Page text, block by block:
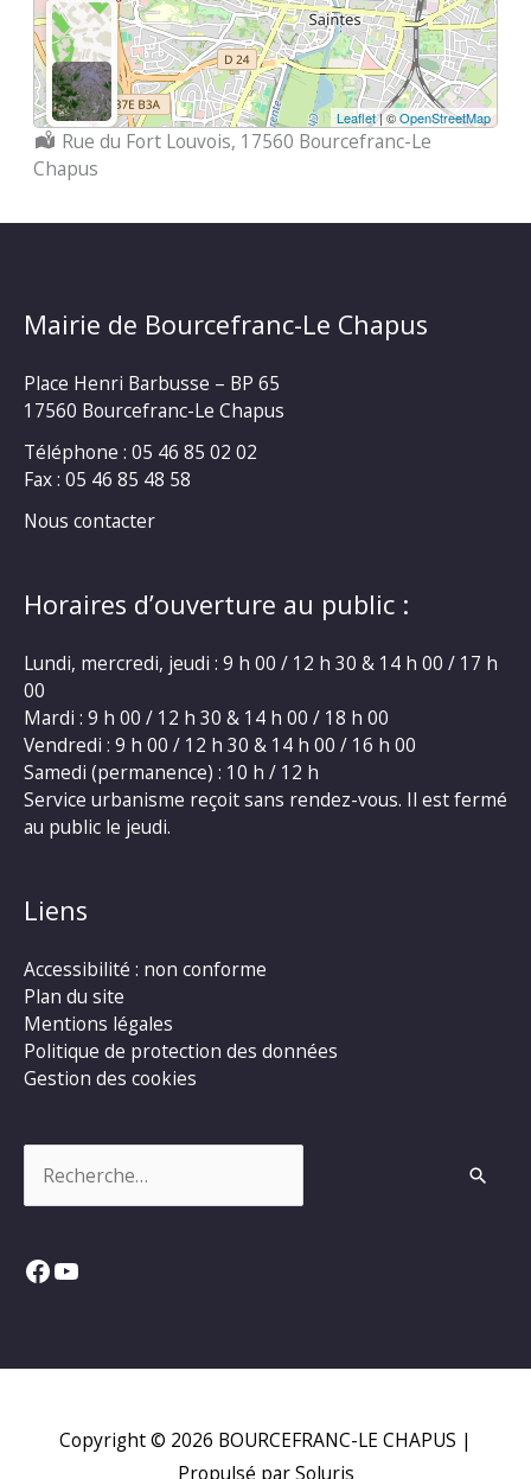
Leaflet| ©OpenStreetMap
Localisation :
Rue du Fort Louvois, 17560 Bourcefranc-Le
Chapus
Mairie de Bourcefranc-Le Chapus
Place Henri Barbusse – BP 65
17560 Bourcefranc-Le Chapus
Téléphone : 05 46 85 02 02
Fax : 05 46 85 48 58
Nous contacter
Horaires d’ouverture au public :
Lundi, mercredi, jeudi : 9 h 00 / 12 h 30 & 14 h 00 / 17 h
00
Mardi : 9 h 00 / 12 h 30 & 14 h 00 / 18 h 00
Vendredi : 9 h 00 / 12 h 30 & 14 h 00 / 16 h 00
Samedi (permanence) : 10 h / 12 h
Service urbanisme reçoit sans rendez-vous. Il est fermé
au public le jeudi.
Liens
Accessibilité : non conforme
Plan du site
Mentions légales
Politique de protection des données
Gestion des cookies
Facebook
YouTube
Copyright © 2026 BOURCEFRANC-LE CHAPUS |
Propulsé par Soluris